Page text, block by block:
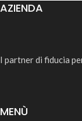
AZIENDA
I partner di fiducia
MENÙ